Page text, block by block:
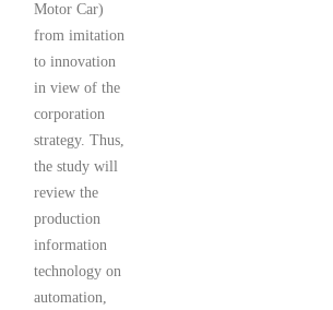
Motor Car)
from imitation
to innovation
in view of the
corporation
strategy. Thus,
the study will
review the
production
information
technology on
automation,